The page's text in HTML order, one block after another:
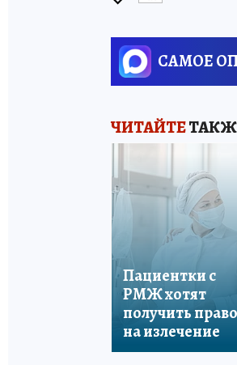
САМОЕ
ЧИТАЙТЕ
Пациентки с
РМЖ хотят
получить право
на излечение